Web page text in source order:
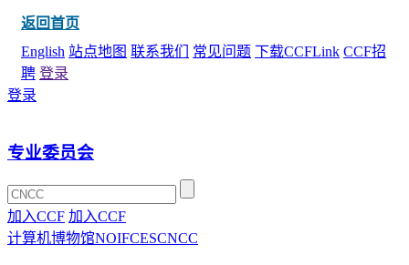
返回首页
English 站点地图 联系我们 常见问题 下载CCFLink CCF招
聘 登录
登录
专业委员会
加入CCF 加入CCF
计算机博物馆NOIFCESCNCC